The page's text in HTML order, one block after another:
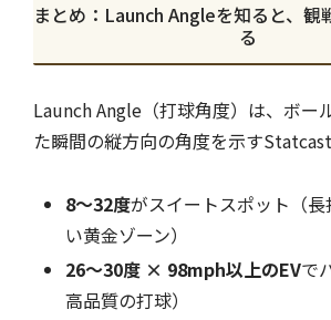
まとめ：Launch Angleを知ると、観
る
Launch Angle（打球角度）は、ボー
た瞬間の縦方向の角度を示すStatcast
8〜32度がスイートスポット（
い黄金ゾーン）
26〜30度 × 98mph以上のEVで
高品質の打球）